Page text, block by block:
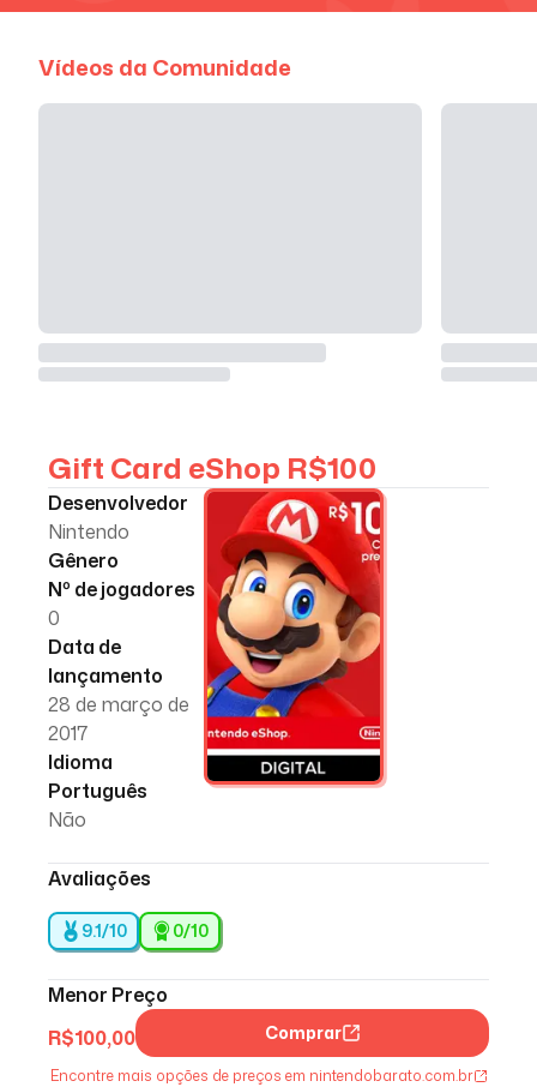
Vídeos da Comunidade
Gift Card eShop R$100
Desenvolvedor
Nintendo
Gênero
Nº de jogadores
0
Data de
lançamento
28 de março de
2017
Idioma
Português
Não
Avaliações
9.1/10 0/10
Menor Preço
R$100,00 Comprar
Encontre mais opções de preços em nintendobarato.com.br